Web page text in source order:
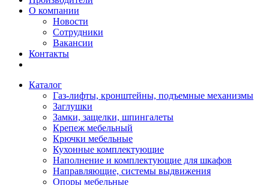
О компании
Новости
Сотрудники
Вакансии
Контакты
Каталог
Газ-лифты, кронштейны, подъемные механизмы
Заглушки
Замки, защелки, шпингалеты
Крепеж мебельный
Крючки мебельные
Кухонные комплектующие
Наполнение и комплектующие для шкафов
Направляющие, системы выдвижения
Опоры мебельные